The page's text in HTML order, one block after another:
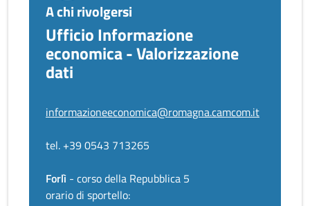
A chi rivolgersi
Ufficio Informazione
economica - Valorizzazione
dati
informazioneeconomica@romagna.camcom.it
tel. +39 0543 713265
Forlì - corso della Repubblica 5
orario di sportello: